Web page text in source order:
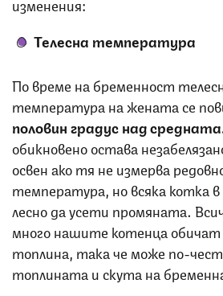
Телесна температура
По време на бременност
температура на жената се
половин градус над
обикновено остава
освен ако тя не измерва
температура, но всяка котка
лесно да усети промяната.
много нашите котенца
топлина, така че може по-
топлината и скута на